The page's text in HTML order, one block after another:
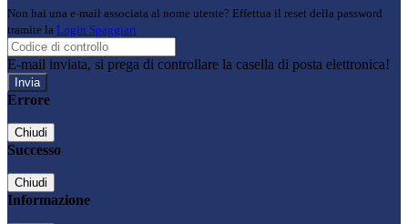
Non hai una e-mail associata al nome utente? Effettua il reset della password
tramite la Login Spaggiari
E-mail inviata, si prega di controllare la casella di posta elettronica!
Errore
Chiudi
Successo
Chiudi
Informazione